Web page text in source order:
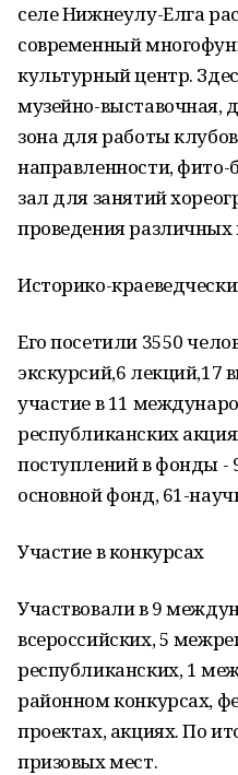
селе Нижнеулу-Елга
современный
культурный центр.
музейно-выставочная,
зона для работы
направленности,
зал для занятий
проведения различных
Историко-
Его посетили 3550
экскурсий,6 лекций,17
участие в 11
республиканских
поступлений в фонды -
основной фонд, 61-
Участие в конкурсах
Участвовали в 9
всероссийских, 5
республиканских, 1
районном конкурсах,
проектах, акциях. По
призовых мест.